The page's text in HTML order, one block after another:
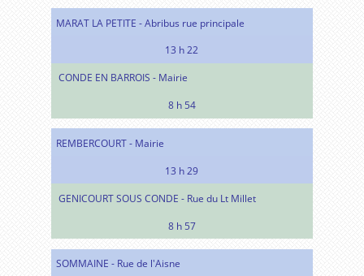
MARAT LA PETITE - Abribus rue principale
13 h 22
CONDE EN BARROIS - Mairie
8 h 54
REMBERCOURT - Mairie
13 h 29
GENICOURT SOUS CONDE - Rue du Lt Millet
8 h 57
SOMMAINE - Rue de l'Aisne